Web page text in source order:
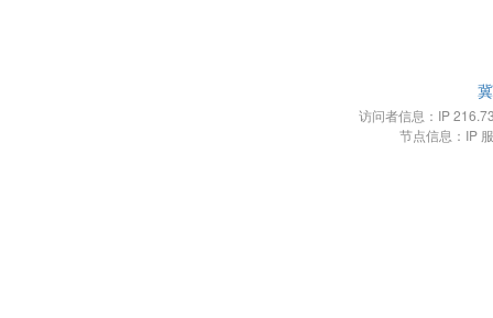
访问者信息：IP
节点信息：IP